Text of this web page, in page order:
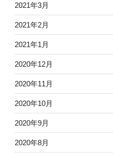
2021年3月
2021年2月
2021年1月
2020年12月
2020年11月
2020年10月
2020年9月
2020年8月